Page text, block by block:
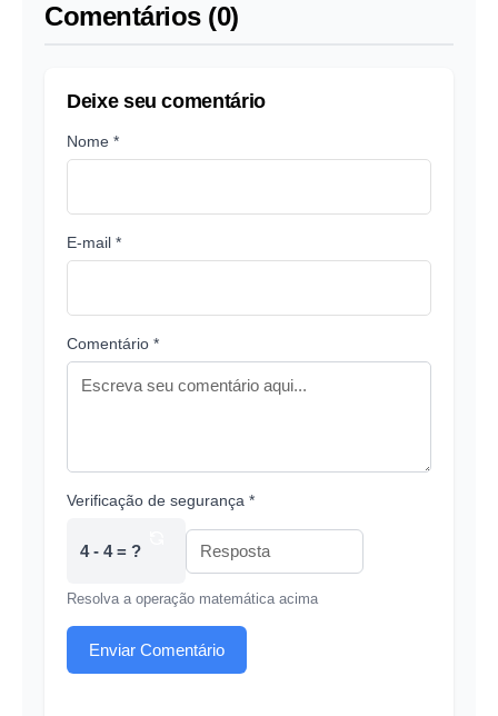
Comentários (0)
Deixe seu comentário
Nome *
E-mail *
Comentário *
Verificação de segurança *
4 - 4 = ?
Resolva a operação matemática acima
Enviar Comentário